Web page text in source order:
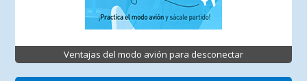
Ventajas del modo avión para desconectar